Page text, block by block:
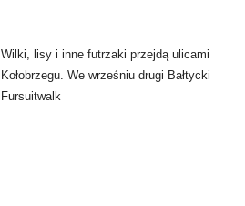
Wilki, lisy i inne futrzaki przejdą ulicami
Kołobrzegu. We wrześniu drugi Bałtycki
Fursuitwalk